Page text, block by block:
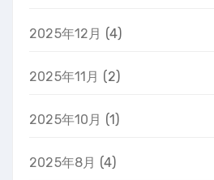
2025年12月 (4)
2025年11月 (2)
2025年10月 (1)
2025年8月 (4)